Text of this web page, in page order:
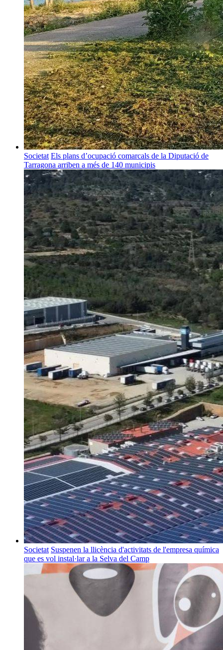
Societat Els plans d’ocupació comarcals de la Diputació de
Tarragona arriben a més de 140 municipis
Societat Suspenen la llicència d'activitats de l'empresa química
que es vol instal·lar a la Selva del Camp